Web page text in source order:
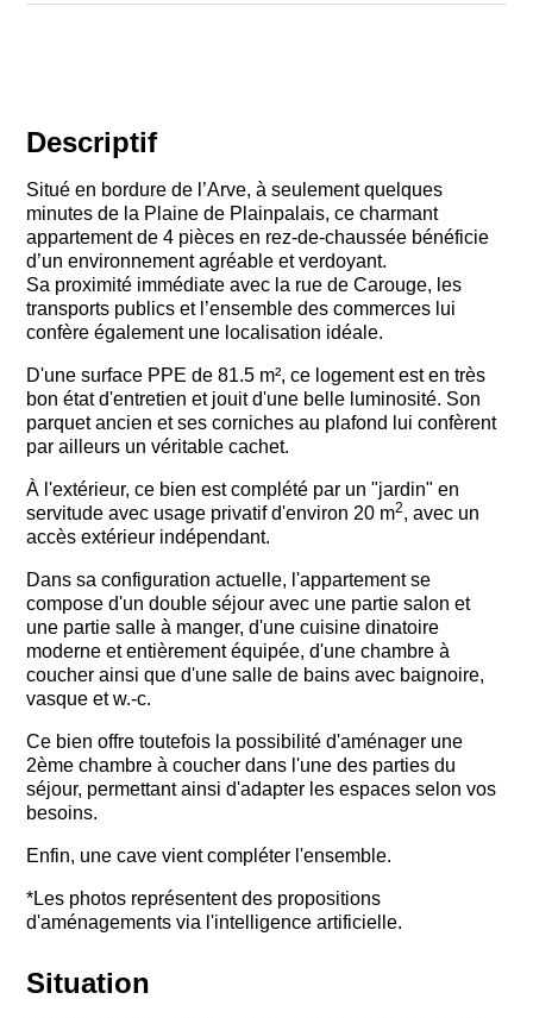
Descriptif
Situé en bordure de l’Arve, à seulement quelques
minutes de la Plaine de Plainpalais, ce charmant
appartement de 4 pièces en rez-de-chaussée bénéficie
d’un environnement agréable et verdoyant.
Sa proximité immédiate avec la rue de Carouge, les
transports publics et l’ensemble des commerces lui
confère également une localisation idéale.
D'une surface PPE de 81.5 m², ce logement est en très
bon état d'entretien et jouit d'une belle luminosité. Son
parquet ancien et ses corniches au plafond lui confèrent
par ailleurs un véritable cachet.
À l'extérieur, ce bien est complété par un "jardin" en
servitude avec usage privatif d'environ 20 m2, avec un
accès extérieur indépendant.
Dans sa configuration actuelle, l'appartement se
compose d'un double séjour avec une partie salon et
une partie salle à manger, d'une cuisine dinatoire
moderne et entièrement équipée, d'une chambre à
coucher ainsi que d'une salle de bains avec baignoire,
vasque et w.-c.
Ce bien offre toutefois la possibilité d'aménager une
2ème chambre à coucher dans l'une des parties du
séjour, permettant ainsi d'adapter les espaces selon vos
besoins.
Enfin, une cave vient compléter l'ensemble.
*Les photos représentent des propositions
d'aménagements via l'intelligence artificielle.
Situation